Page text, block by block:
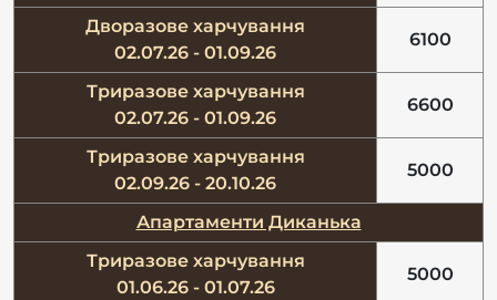
Дворазове харчування
02.07.26 - 01.09.26
6100
Триразове харчування
02.07.26 - 01.09.26
6600
Триразове харчування
02.09.26 - 20.10.26
5000
Апартаменти Диканька
Триразове харчування
01.06.26 - 01.07.26
5000